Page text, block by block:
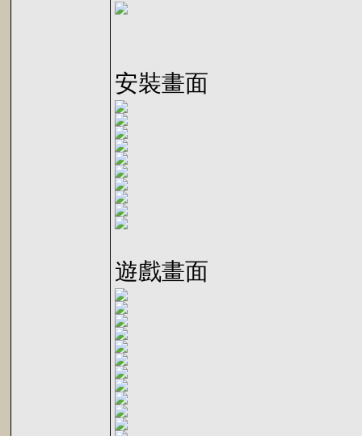
安裝畫面
遊戲畫面